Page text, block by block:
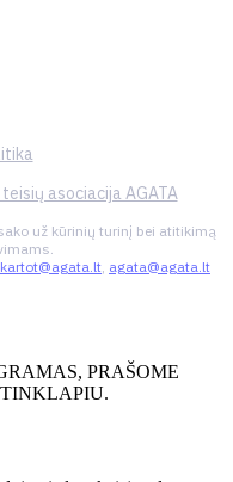
asociacija AGATA
už kūrinių turinį bei atitikimą
, agata@agata.lt
PRAŠOME